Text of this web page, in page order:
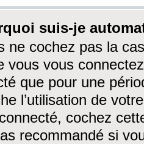
suis-je
ne cochez pas la
vous vous
que pour une
l’utilisation de
cochez
recommandé si